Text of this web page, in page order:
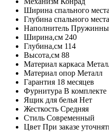
Ширина спального
Глубина спального
Наполнитель
Ширина,см 240
Глубина,см 114
Высота,см 88
Материал каркаса
Материал опор Металл
Гарантия 18 месяцев
Фурнитура В комплекте
Ящик для белья Нет
Жесткость Средняя
Стиль Современный
Цвет При заказе